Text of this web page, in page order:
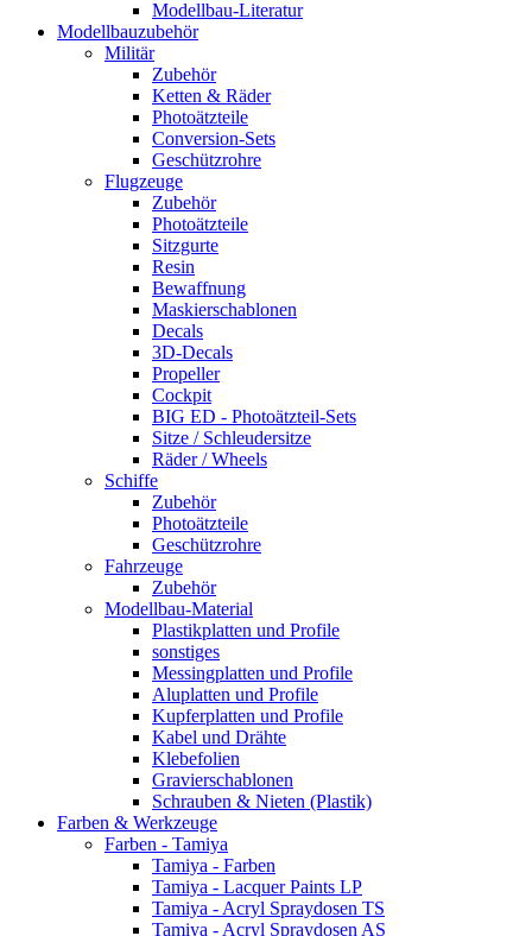
Modellbau-Literatur
Modellbauzubehör
Militär
Zubehör
Ketten & Räder
Photoätzteile
Conversion-Sets
Geschützrohre
Flugzeuge
Zubehör
Photoätzteile
Sitzgurte
Resin
Bewaffnung
Maskierschablonen
Decals
3D-Decals
Propeller
Cockpit
BIG ED - Photoätzteil-Sets
Sitze / Schleudersitze
Räder / Wheels
Schiffe
Zubehör
Photoätzteile
Geschützrohre
Fahrzeuge
Zubehör
Modellbau-Material
Plastikplatten und Profile
sonstiges
Messingplatten und Profile
Aluplatten und Profile
Kupferplatten und Profile
Kabel und Drähte
Klebefolien
Gravierschablonen
Schrauben & Nieten (Plastik)
Farben & Werkzeuge
Farben - Tamiya
Tamiya - Farben
Tamiya - Lacquer Paints LP
Tamiya - Acryl Spraydosen TS
Tamiya - Acryl Spraydosen AS